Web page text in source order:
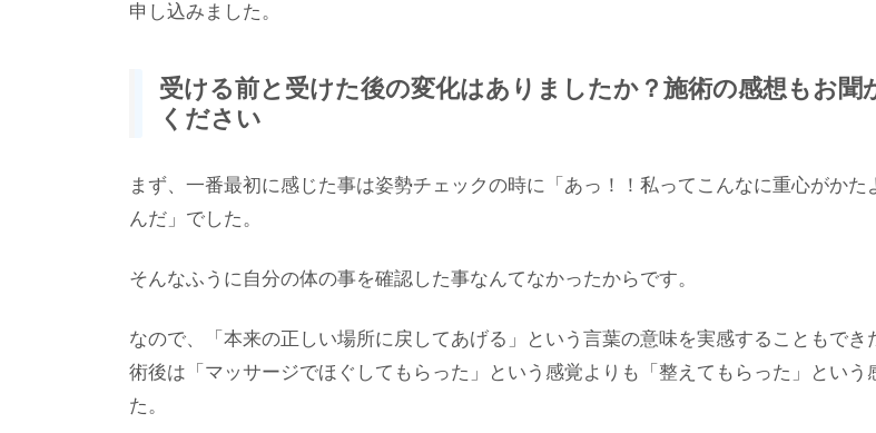
申し込みました。
受ける前と受けた後の変化はありましたか？施術の感想もお聞
ください
まず、一番最初に感じた事は姿勢チェックの時に「あっ！！私ってこんなに重心がかた
んだ」でした。
そんなふうに自分の体の事を確認した事なんてなかったからです。
なので、「本来の正しい場所に戻してあげる」という言葉の意味を実感することもでき
術後は「マッサージでほぐしてもらった」という感覚よりも「整えてもらった」という
た。